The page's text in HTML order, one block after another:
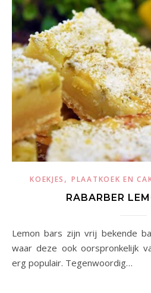
KOEKJES ,PLAATKOEK EN
RABARBER
Lemon bars zijn vrij bekende baksels. Vooral in Amerika,
waar deze ook oorspronkelijk
erg populair. Tegenwoordig…